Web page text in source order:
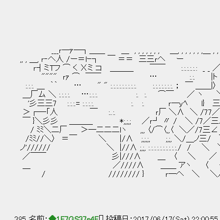
___ｒ―ｧ―┐＿＿ ＿ , , , , , , , ＿, , , , , , ,＿ , , ,
,, , ＿, ｒ‐へ人 /ー＝lｰ┐ ￣ ＝＝ 三三ｒへ ー
ｒ┤ミTフ ⌒ く Χミ コ ＿＿＿ ￣￣ :.:.:.:.:.: _
"""" ｒｧ ⌒ ￣￣ … :.:. |ト
:.:.:. ＿ ｀｀ … " " :.:.:.:.:.:.:.:.:. :.:.:.:.:.:.:. ； ￣ ＿＿|
＿厂ム ＼ :.:.:.:. …:.:.:. :. :. ⌒￣ ／ ヽ
'彡三三7 :.:.:.= :.:.:.:. :. :. ｒ―ｙﾍ l} 三/ ミ/三
＞┌―「人 ￣ :..:. ｒ厂 ＼∧ ＼ /77／三 {
￣ }＼彡彡 ＿＿＿ *;,;,; ／ｒ┘ 〃 / ＼ /7／
/ ﾐﾐ＼二厂 ＞―二二二lヽ ,,, 〈/⌒〈,,〈 ＼／/7三∠
/ﾐﾐ//＼〉 ＝￣ ＼ |/∧ ;,;,;, ;,;, ＼/＿ノ
ノ'////// ＼ |//∧ ;,;, :.:.:.:.:.:.:.:.:.:./ /
／￣￣ 彡|///∧ ＿ 〈 ＼ ／ 厂
＿ ／////∧ ＿＿ アヽ 〈 {￣ ミ
/ //////// } ｒ―へ ＼ ＼ﾉ